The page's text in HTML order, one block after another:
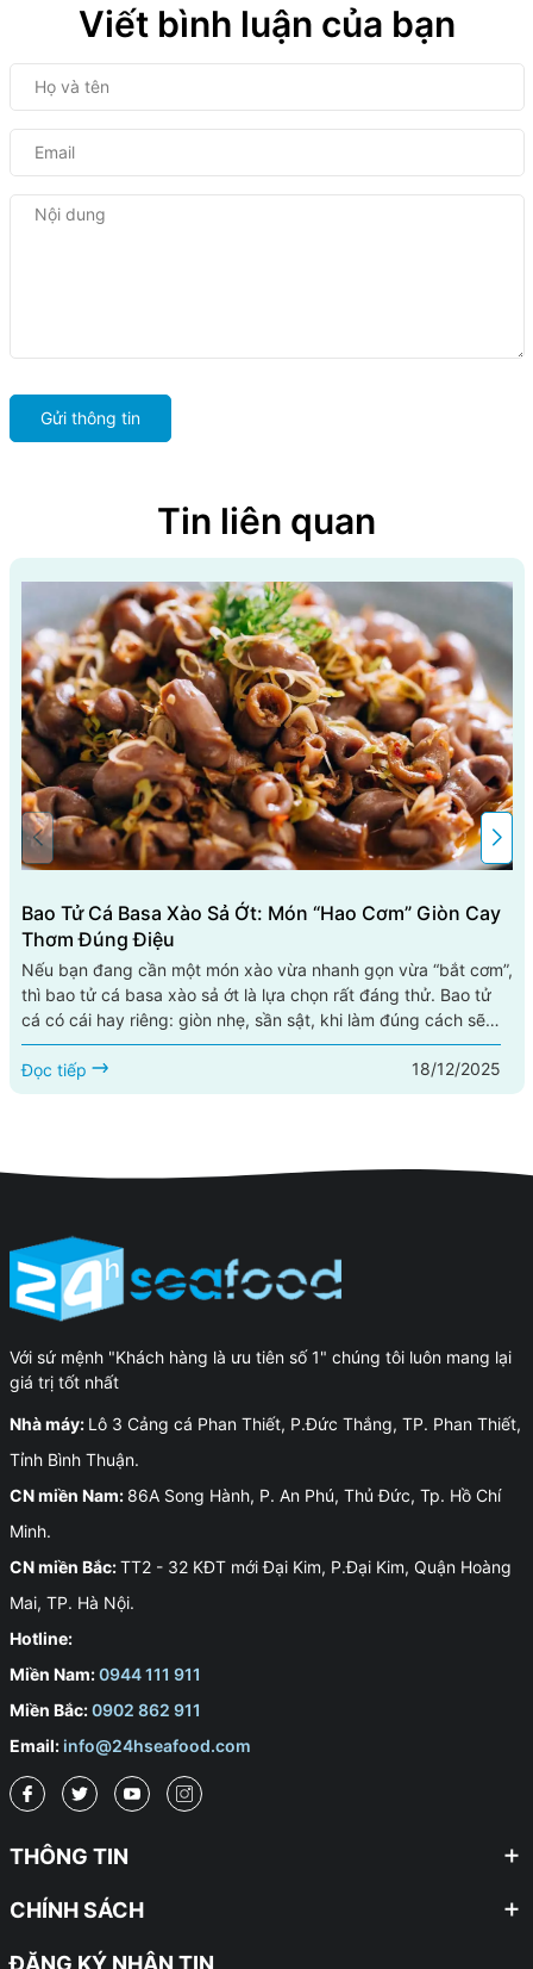
Viết bình luận của bạn
Gửi thông tin
Tin liên quan
Bao Tử Cá Basa Xào Sả Ớt: Món “hao Cơm” Giòn Cay
Thơm Đúng Điệu
Nếu bạn đang cần một món xào vừa nhanh gọn vừa “bắt cơm”,
thì bao tử cá basa xào sả ớt là lựa chọn rất đáng thử. Bao tử
cá có cái hay riêng: giòn nhẹ, sần sật, khi làm đúng cách sẽ
sạch mùi, thấm vị, ăn hoài không ngán. Kết hợp với sả băm
thơm nồng và ớt cay the, món này lên đĩa là mùi thơm bốc lên
đã thấy đói. Bài viết này hướng dẫn bạn cách...
Đọc tiếp 18/12/2025
Với sứ mệnh "Khách hàng là ưu tiên số 1" chúng tôi luôn mang lại
giá trị tốt nhất
Nhà máy: Lô 3 Cảng cá Phan Thiết, P.Đức Thắng, TP. Phan Thiết,
Tỉnh Bình Thuận.
CN miền Nam: 86A Song Hành, P. An Phú, Thủ Đức, Tp. Hồ Chí
Minh.
CN miền Bắc:TT2 - 32 KĐT mới Đại Kim, P.Đại Kim, Quận Hoàng
Mai, TP. Hà Nội.
Hotline:
Miền Nam:0944 111 911
Miền Bắc:0902 862 911
Email: info@24hseafood.com
THÔNG TIN
CHÍNH SÁCH
ĐĂNG KÝ NHẬN TIN